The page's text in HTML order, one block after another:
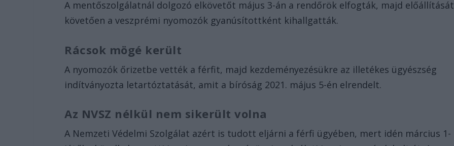
A mentőszolgálatnál dolgozó elkövetőt május 3-án a rendőrök elfogták, majd előállítását
követően a veszprémi nyomozók gyanúsítottként kihallgatták.
Rácsok mögé került
A nyomozók őrizetbe vették a férfit, majd kezdeményezésükre az illetékes ügyészség
indítványozta letartóztatását, amit a bíróság 2021. május 5-én elrendelt.
Az NVSZ nélkül nem sikerült volna
A Nemzeti Védelmi Szolgálat azért is tudott eljárni a férfi ügyében, mert idén március 1-